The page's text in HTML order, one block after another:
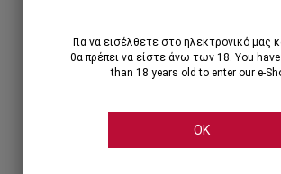
Για να εισέλθετε στο ηλεκτρονικό μας
θα πρέπει να είστε άνω των 18. You
than 18 years old to enter our e-
OK